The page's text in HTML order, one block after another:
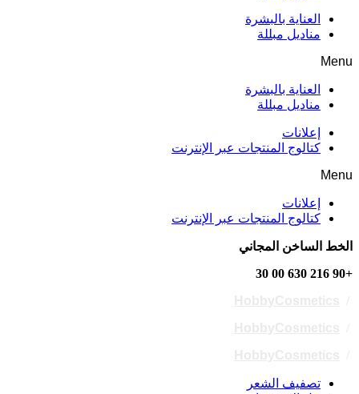
العناية بالبشرة
مناديل مبللة
Menu
العناية بالبشرة
مناديل مبللة
إعلانات
كتالوج المنتجات عبر الإنترنت
Menu
إعلانات
كتالوج المنتجات عبر الإنترنت
الخط الساخن المجاني
+90 216 630 00 30
تصفيف الشعر